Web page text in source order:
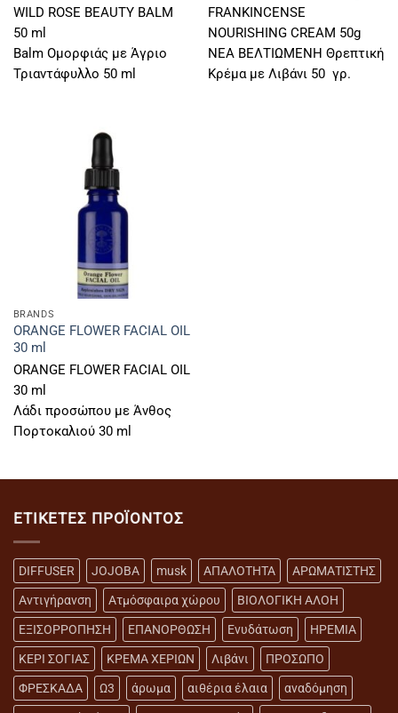
WILD ROSE BEAUTY BALM
50 ml
Balm Ομορφιάς με Άγριο
Τριαντάφυλλο 50 ml
FRANKINCENSE
NOURISHING CREAM 50g
ΝΕΑ ΒΕΛΤΙΩΜΕΝΗ Θρεπτική
Κρέμα με Λιβάνι 50 γρ.
BRANDS
ORANGE FLOWER FACIAL OIL
30 ml
ORANGE FLOWER FACIAL OIL
30 ml
Λάδι προσώπου με Άνθος
Πορτοκαλιού 30 ml
ΕΤΙΚΈΤΕΣ ΠΡΟΪΌΝΤΟΣ
DIFFUSER JOJOBA musk ΑΠΑΛΟΤΗΤΑ ΑΡΩΜΑΤΙΣΤΗΣ
Αντιγήρανση Ατμόσφαιρα χώρου ΒΙΟΛΟΓΙΚΗ ΑΛΟΗ
ΕΞΙΣΟΡΡΟΠΗΣΗ ΕΠΑΝΟΡΘΩΣΗ Ενυδάτωση ΗΡΕΜΙΑ
ΚΕΡΙ ΣΟΓΙΑΣ ΚΡΕΜΑ ΧΕΡΙΩΝ Λιβάνι ΠΡΟΣΩΠΟ
ΦΡΕΣΚΑΔΑ Ω3 άρωμα αιθέρια έλαια αναδόμηση